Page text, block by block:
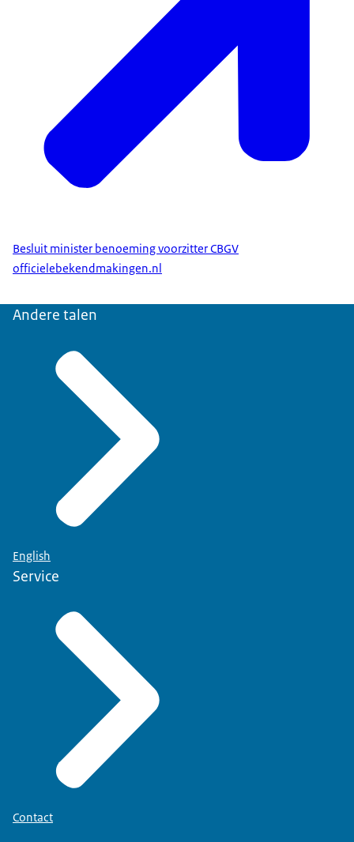
Besluit minister benoeming voorzitter CBGV
officielebekendmakingen.nl
Andere talen
English
Service
Contact